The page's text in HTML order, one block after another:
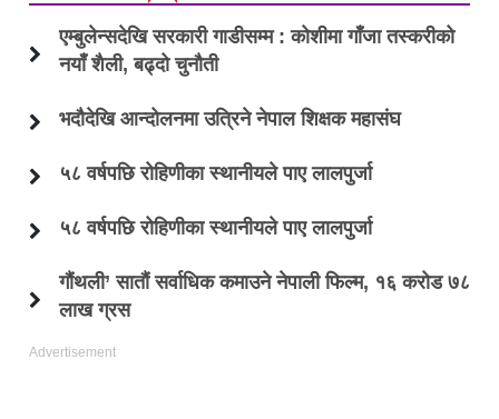
एम्बुलेन्सदेखि सरकारी गाडीसम्म : कोशीमा गाँजा तस्करीको
नयाँ शैली, बढ्दो चुनौती
भदौदेखि आन्दोलनमा उत्रिने नेपाल शिक्षक महासंघ
५८ वर्षपछि रोहिणीका स्थानीयले पाए लालपुर्जा
५८ वर्षपछि रोहिणीका स्थानीयले पाए लालपुर्जा
गौंथली’ सातौं सर्वाधिक कमाउने नेपाली फिल्म, १६ करोड ७८
लाख ग्रस